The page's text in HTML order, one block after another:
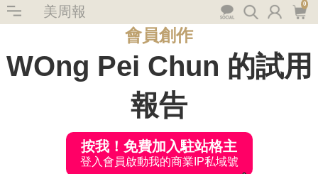
美周報 0
會員創作
WOng Pei Chun 的試用
報告
按我！免費加入駐站格主
登入會員啟動我的商業IP私域號